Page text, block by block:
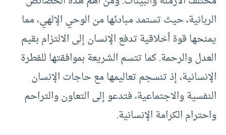
الربانية، حيث تستمد مبادئها من الوحي الإلهي، مما
يمنحها قوة أخلاقية تدفع الإنسان إلى الالتزام بقيم
العدل والرحمة. كما تتسم الشريعة بموافقتها للفطرة
الإنسانية، إذ تنسجم تعاليمها مع حاجات الإنسان
النفسية والاجتماعية، فتدعو إلى التعاون والتراحم
واحترام الكرامة الإنسانية.